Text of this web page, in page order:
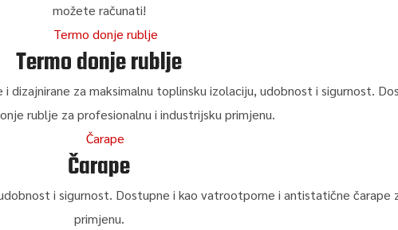
možete računati!
Termo donje rublje
za maksimalnu toplinsku izolaciju, udobnost i sigurnost.
rublje za profesionalnu i industrijsku primjenu.
Čarape
i sigurnost. Dostupne i kao vatrootporne i antistatične čarape
primjenu.